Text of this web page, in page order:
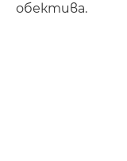
обектива.